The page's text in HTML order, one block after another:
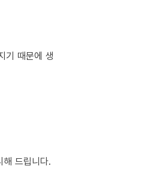
기 때문에 생
드립니다.